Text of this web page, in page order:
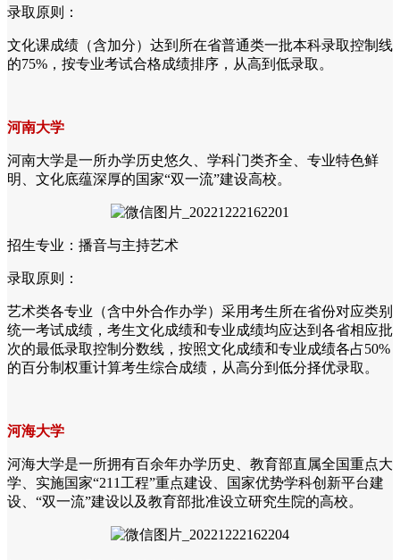
录取原则：
文化课成绩（含加分）达到所在省普通类一批本科录取控制线
的75%，按专业考试合格成绩排序，从高到低录取。
河南大学
河南大学是一所办学历史悠久、学科门类齐全、专业特色鲜
明、文化底蕴深厚的国家“双一流”建设高校。
招生专业：播音与主持艺术
录取原则：
艺术类各专业（含中外合作办学）采用考生所在省份对应类别
统一考试成绩，考生文化成绩和专业成绩均应达到各省相应批
次的最低录取控制分数线，按照文化成绩和专业成绩各占50%
的百分制权重计算考生综合成绩，从高分到低分择优录取。
河海大学
河海大学是一所拥有百余年办学历史、教育部直属全国重点大
学、实施国家“211工程”重点建设、国家优势学科创新平台建
设、“双一流”建设以及教育部批准设立研究生院的高校。